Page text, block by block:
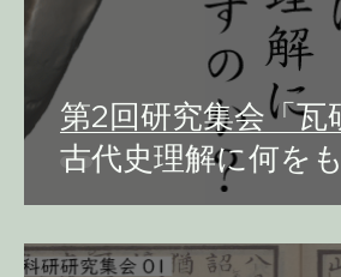
第2回研究集会「
古代史理解に何を